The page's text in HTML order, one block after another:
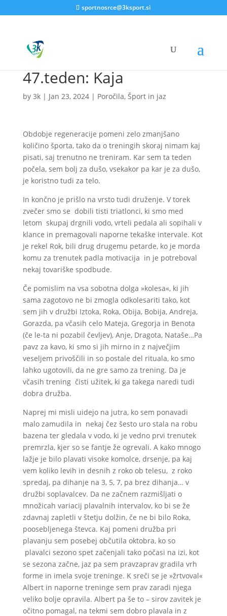
sportnosrce@3ksport.si
47.teden: Kaja
by 3k| Jan 23, 2024| Poročila, Šport in jaz
Obdobje regeneracije pomeni zelo zmanjšano
količino športa, tako da o treningih skoraj nimam kaj
pisati, saj trenutno ne treniram. Kar sem ta teden
počela, sem bolj za dušo, vsekakor pa kar je za dušo,
je koristno tudi za telo.
In končno je prišlo na vrsto tudi druženje. V torek
zvečer smo se dobili tisti triatlonci, ki smo med
letom skupaj drgnili vodo, vrteli pedala ali sopihali v
klance in premagovali naporne tekaške intervale. Kot
je rekel Rok, bili drug drugemu petarde, ko je morda
komu za trenutek padla motivacija in je potreboval
nekaj tovariške spodbude.
Če pomislim na vsa sobotna dolga »kolesa«, ki jih
sama zagotovo ne bi zmogla odkolesariti tako, kot
sem jih v družbi Iztoka, Roka, Obija, Bobija, Andreja,
Gorazda, pa včasih celo Mateja, Gregorja in Benota
(če le-ta ni pozabil čevljev), Anje, Dragota, Nataše…Pa
pavz za kavo, ki smo si jih mirno in z največjim
veseljem privoščili in so postale del rituala, ko smo
lahko ugotovili, da ne gre samo za trening. Da je
včasih trening čisti užitek, ki ga takega naredi tudi
dobra družba.
Naprej mi misli uidejo na jutra, ko sem ponavadi
malo zamudila in nekaj čez šesto uro stala na robu
bazena ter gledala v vodo, ki je vedno prvi trenutek
premrzla, kjer so se fantje že ogrevali. A kako mnogo
lažje je bilo plavati visoke komolce, drsenje, pa kaj
vem koliko levih in desnih z roko ob telesu, z roko
spredaj, pa dihanje na 3, 5, 7, pa brez dihanja… v
družbi soplavalcev. Da ne začnem razmišljati o
množicah variacij plavalnih intervalov, ko bi se že
zdavnaj zapletli v štetju dolžin, če ne bi bilo Roka,
poosebljenega števca. Kaj pomeni družba pri
plavanju sem posebej občutila oktobra, ko so
plavalci sezono spet začenjali tako počasi na izi, kot
se sezona začne, jaz pa sem pravzaprav gradila vrh
forme in imela svoje treninge. K sreči se je »žrtvoval«
Albert in naporne treninge sem prav zaradi njega
veliko bolje opravila. Albert pa še to – sirov zavitek je
očitno pomagal, na tekmi sem dobro plavala in z